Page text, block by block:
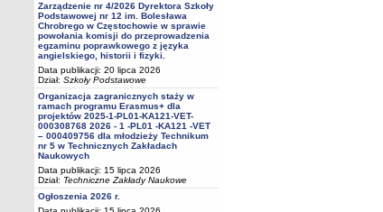
Zarządzenie nr 4/2026 Dyrektora Szkoły
Podstawowej nr 12 im. Bolesława
Chrobrego w Częstochowie w sprawie
powołania komisji do przeprowadzenia
egzaminu poprawkowego z języka
angielskiego, historii i fizyki.
Data publikacji: 20 lipca 2026
Dział: Szkoły Podstawowe
Organizacja zagranicznych staży w
ramach programu Erasmus+ dla
projektów 2025-1-PL01-KA121-VET-
000308768 2026 - 1 -PL01 -KA121 -VET
– 000409756 dla młodzieży Technikum
nr 5 w Technicznych Zakładach
Naukowych
Data publikacji: 15 lipca 2026
Dział: Techniczne Zakłady Naukowe
Ogłoszenia 2026 r.